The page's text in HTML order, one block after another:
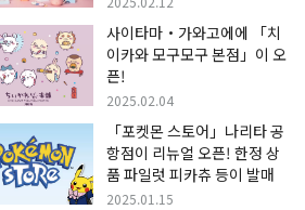
사이타마・가와고에에 「치
이카와 모구모구 본점」이 오
픈!
2025.02.04
「포켓몬 스토어」나리타 공
항점이 리뉴얼 오픈! 한정 상
품 파일럿 피카츄 등이 발매
2025.01.15